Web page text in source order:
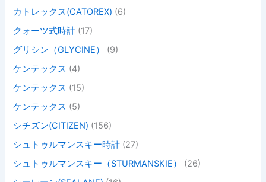
カトレックス(CATOREX) (6)
クォーツ式時計 (17)
グリシン（GLYCINE）
(9)
ケンテックス (4)
ケンテックス (15)
ケンテックス (5)
シチズン(CITIZEN) (156)
シュトゥルマンスキー時計 (27)
シュトゥルマンスキー（STURMANSKIE）
(26)